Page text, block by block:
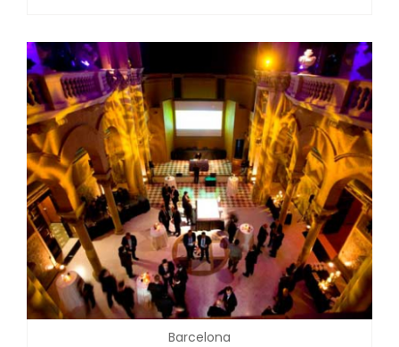
Barcelona